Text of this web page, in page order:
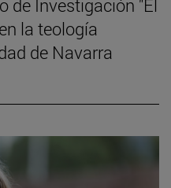
de Investigación "El
la teología
de Navarra